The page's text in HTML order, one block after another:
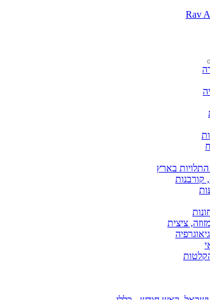
בארץ
קורבנות
ציצית